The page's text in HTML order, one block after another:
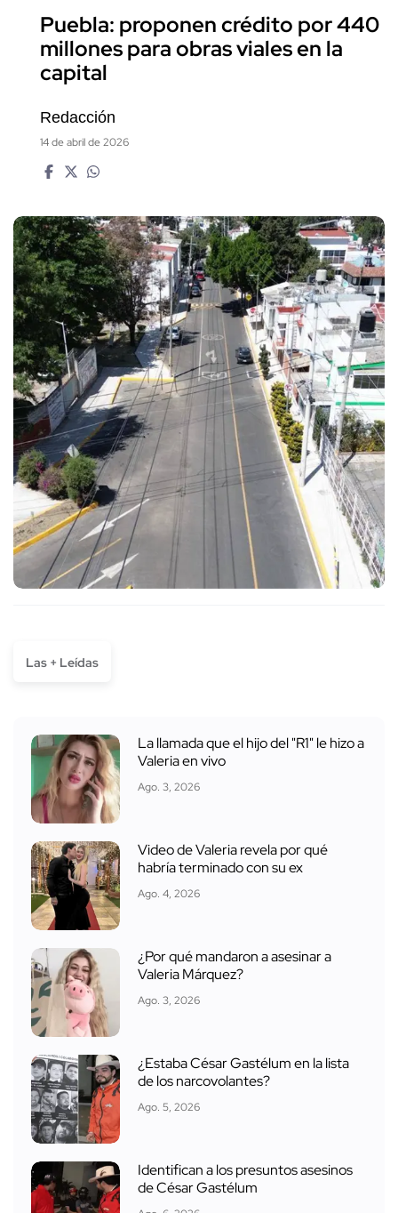
Puebla: proponen crédito por 440
millones para obras viales en la
capital
Redacción
14 de abril de 2026
Las + Leídas
La llamada que el hijo del "R1" le hizo a
Valeria en vivo
Ago. 3, 2026
Video de Valeria revela por qué
habría terminado con su ex
Ago. 4, 2026
¿Por qué mandaron a asesinar a
Valeria Márquez?
Ago. 3, 2026
¿Estaba César Gastélum en la lista
de los narcovolantes?
Ago. 5, 2026
Identifican a los presuntos asesinos
de César Gastélum